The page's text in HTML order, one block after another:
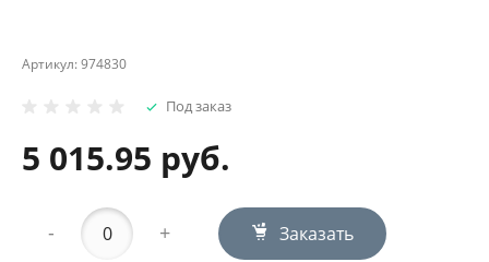
Артикул:974830
Под заказ
5 015.95 руб.
- + Заказать